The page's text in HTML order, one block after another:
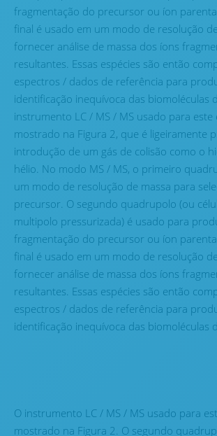
fragmentação do precursor ou íon
final é usado em um modo de resolução
fornecer análise de massa dos íons
resultantes. Essas espécies são então
espectros / dados de referência para
identificação inequívoca das biomoléculas
instrumento LC / MS / MS usado para este
mostrado na Figura 2, que é ligeiramente
introdução de um gás de colisão como o
hélio. No modo MS / MS, o primeiro
um modo de resolução de massa para
precursor. O segundo quadrupolo (ou
multipolo pressurizada) é usado para
fragmentação do precursor ou íon
final é usado em um modo de resolução
fornecer análise de massa dos íons
resultantes. Essas espécies são então
espectros / dados de referência para
identificação inequívoca das biomoléculas
O instrumento LC / MS / MS usado para
mostrado na Figura 2. O segundo